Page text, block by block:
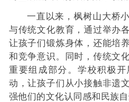
一直以来，枫树山大桥
与传统文化教育，通过举办
让孩子们锻炼身体，还能培
和竞争意识。同时，传统文
重要组成部分。学校积极
动，让孩子们从小接触非遗
强他们的文化认同感和民族